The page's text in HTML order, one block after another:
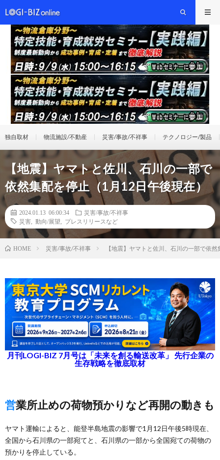
独自取材 物流施設/不動産 災害/事故/不祥事 テクノロジー/製品
【地震】ヤマトと佐川、石川の一部で
依然集配を停止（1月12日午後現在）
2024.01.13 06:00:34
災害/事故/不祥事
災害
動向/展望 プレスリリースなど
HOME 災害/事故/不祥事 【地震】ヤマトと佐川、石川の一部で依
月刊LOGI-BIZ 7月号は「未来を創る輸送改革」 先行企業の
生存戦略を徹底取材
営業所止めの荷物預かりなど再開の動きも
ヤマト運輸によると、能登半島地震の影響で1月12日午後5時現在、
全国から石川県の一部宛てと、石川県の一部から全国宛ての荷物の
預かりを停止している。